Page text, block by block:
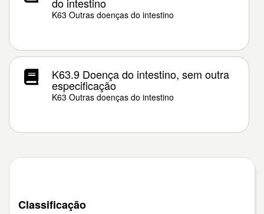
K63 Outras doenças do intestino
K63.9 Doença do intestino, sem outra
especificação
K63 Outras doenças do intestino
Classificação